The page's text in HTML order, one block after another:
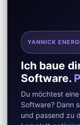
YANNICK
Ich baue
Software.
Du möchtest
Software? Dann
und passend zu